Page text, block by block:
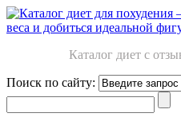
Каталог диет с
Поиск по сайту: